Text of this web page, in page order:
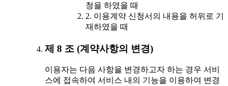
청을 하였을 때
2. 이용계약 신청서의 내용을 허위로 기
재하였을 때
제 8 조 (계약사항의 변경)
이용자는 다음 사항을 변경하고자 하는 경우 서비
스에 접속하여 서비스 내의 기능을 이용하여 변경